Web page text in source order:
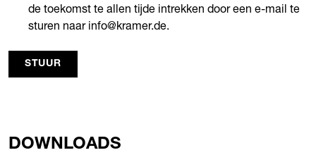
de toekomst te allen tijde intrekken door een e-mail te
sturen naar info@kramer.de.
STUUR
DOWNLOADS